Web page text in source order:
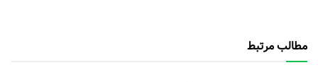
مطالب مرتبط